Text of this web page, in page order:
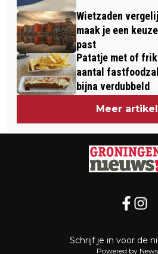
Wietzaden
maak je een
past
Patatje met of
aantal
bijna verdubbeld
Meer
Schrijf je in voor de
Powered by